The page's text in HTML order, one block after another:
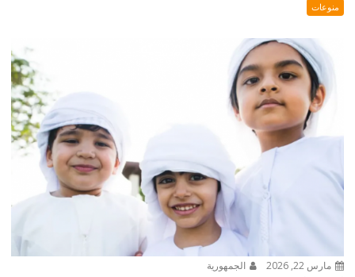
منوعات
مارس 22, 2026 الجمهورية